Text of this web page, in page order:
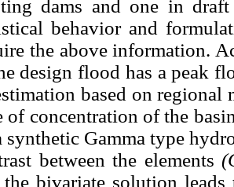
dams and one in
behavior and
the above information.
design flood has a peak
based on regional
of concentration of the
synthetic Gamma type
between the elements
the bivariate solution